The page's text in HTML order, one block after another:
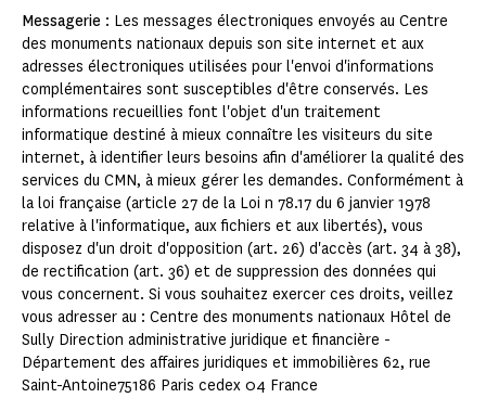
Messagerie : Les messages électroniques envoyés au Centre
des monuments nationaux depuis son site internet et aux
adresses électroniques utilisées pour l'envoi d'informations
complémentaires sont susceptibles d'être conservés. Les
informations recueillies font l'objet d'un traitement
informatique destiné à mieux connaître les visiteurs du site
internet, à identifier leurs besoins afin d'améliorer la qualité des
services du CMN, à mieux gérer les demandes. Conformément à
la loi française (article 27 de la Loi n 78.17 du 6 janvier 1978
relative à l'informatique, aux fichiers et aux libertés), vous
disposez d'un droit d'opposition (art. 26) d'accès (art. 34 à 38),
de rectification (art. 36) et de suppression des données qui
vous concernent. Si vous souhaitez exercer ces droits, veillez
vous adresser au : Centre des monuments nationaux Hôtel de
Sully Direction administrative juridique et financière -
Département des affaires juridiques et immobilières 62, rue
Saint-Antoine75186 Paris cedex 04 France